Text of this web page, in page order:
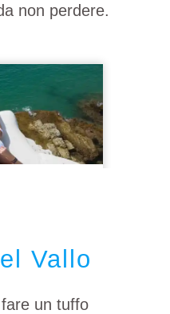
non perdere.
Vallo
un tuffo